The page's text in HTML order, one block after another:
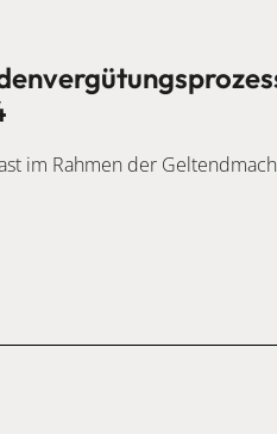
im Rahmen der